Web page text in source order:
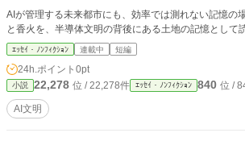
AIが管理する未来都市にも、効率では測れない記憶の
と香火を、半導体文明の背後にある土地の記憶として
ｴｯｾｲ・ﾉﾝﾌｨｸｼｮﾝ 連載中 短編
24h.ポイント 0pt
小説 22,278 位 / 22,278件 ｴｯｾｲ・ﾉﾝﾌｨｸｼｮﾝ 840 位 /
AI文明